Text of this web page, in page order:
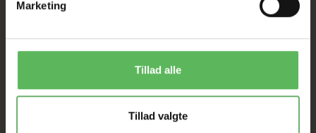
Marketing
Tillad alle
Tillad valgte
JR FARM MARKURTER
45,00 DKK
LÆG I KURV
SCIENCE SELECTIVE
169,00 DKK
LÆG I KURV